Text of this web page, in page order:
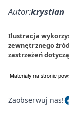
Autor:krystian
Ilustracja
zewnętrznego
zastrzeżeń
Zaobserwuj nas!